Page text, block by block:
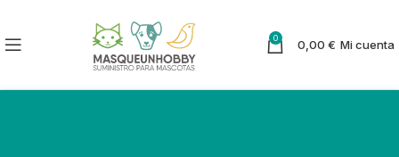
0 0,00 € Mi cuenta